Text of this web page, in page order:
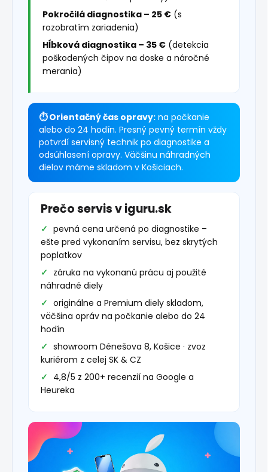
Pokročilá diagnostika – 25 € (s
rozobratím zariadenia)
Hĺbková diagnostika – 35 € (detekcia
poškodených čipov na doske a náročné
merania)
⏱ Orientačný čas opravy: na počkanie
alebo do 24 hodín. Presný pevný termín vždy
potvrdí servisný technik po diagnostike a
odsúhlasení opravy. Väčšinu náhradných
dielov máme skladom v Košiciach.
Prečo servis v iguru.sk
pevná cena určená po diagnostike –
ešte pred vykonaním servisu, bez skrytých
poplatkov
záruka na vykonanú prácu aj použité
náhradné diely
originálne a Premium diely skladom,
väčšina opráv na počkanie alebo do 24
hodín
showroom Dénešova 8, Košice · zvoz
kuriérom z celej SK & CZ
4,8/5 z 200+ recenzií na Google a
Heureka